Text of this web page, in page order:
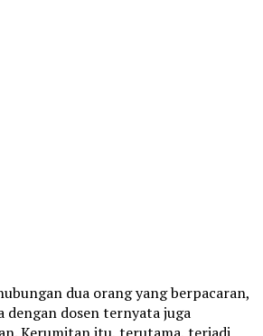
dua orang yang berpacaran,
dengan dosen ternyata juga